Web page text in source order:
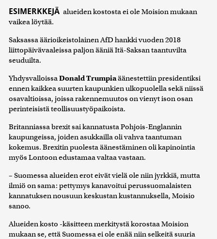
ESIMERKKEJÄ alueiden kostosta ei ole Moision mukaan
vaikea löytää.
Saksassa äärioikeistolainen AfD hankki vuoden 2018
liittopäivävaaleissa paljon ääniä Itä-Saksan taantuvilta
seuduilta.
YhdysvalloissaDonald Trumpiaäänestettiin presidentiksi
ennen kaikkea suurten kaupunkien ulkopuolella sekä niissä
osavaltioissa, joissa rakennemuutos on vienyt ison osan
perinteisistä teollisuustyöpaikoista.
Britanniassa brexit sai kannatusta Pohjois-Englannin
kaupungeissa, joiden asukkailla oli vahva taantuman
kokemus. Brexitin puolesta äänestäminen oli kapinointia
myös Lontoon edustamaa valtaa vastaan.
– Suomessa alueiden erot eivät vielä ole niin jyrkkiä, mutta
ilmiö on sama: pettymys kanavoitui perussuomalaisten
kannatuksen nousuun keskustan kustannuksella, Moisio
sanoo.
Alueiden kosto -käsitteen merkitystä korostaa Moision
mukaan se, että Suomessa ei ole enää niin selkeitä suuria